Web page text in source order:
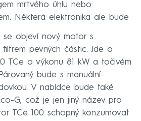
mrtvého úhlu nebo
Některá elektronika ale bude
se objeví nový motor s
filtrem pevných částic. Jde o
TCe o výkonu 81 kW a točivém
bude s manuální
V nabídce bude také
G, což je jen jiný název pro
TCe 100 schopný konzumovat